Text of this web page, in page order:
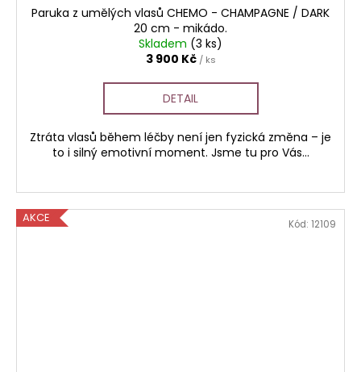
Paruka z umělých vlasů CHEMO - CHAMPAGNE / DARK
20 cm - mikádo.
Skladem (3 ks)
3 900 Kč / ks
DETAIL
Ztráta vlasů během léčby není jen fyzická změna – je
to i silný emotivní moment. Jsme tu pro Vás...
AKCE Kód: 12109